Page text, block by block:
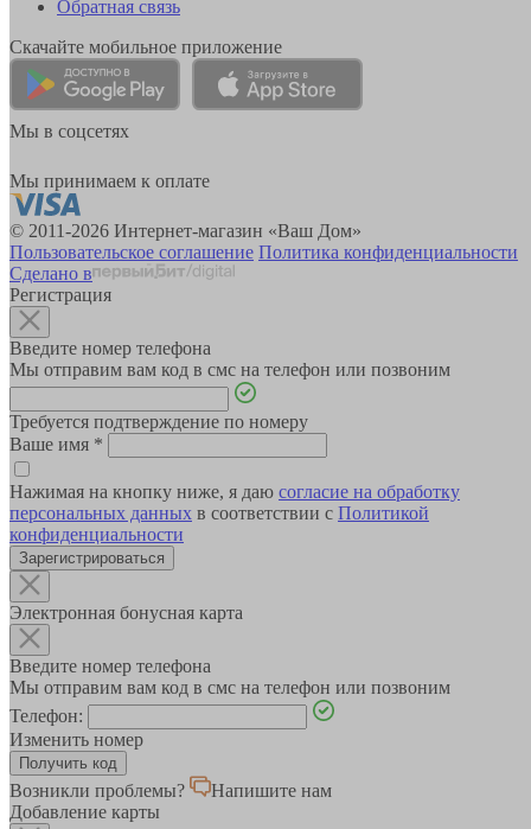
Обратная связь
Скачайте мобильное приложение
Мы в соцсетях
Мы принимаем к оплате
© 2011-2026 Интернет-магазин «Ваш Дом»
Пользовательское соглашение Политика конфиденциальности
Сделано в
Регистрация
Введите номер телефона
Мы отправим вам код в смс на телефон или позвоним
Требуется подтверждение по номеру
Ваше имя *
Нажимая на кнопку ниже, я даю согласие на обработку
персональных данных в соответствии с Политикой
конфиденциальности
Зарегистрироваться
Электронная бонусная карта
Введите номер телефона
Мы отправим вам код в смс на телефон или позвоним
Телефон:
Изменить номер
Возникли проблемы?
Напишите нам
Добавление карты